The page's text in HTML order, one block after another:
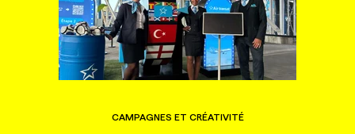
CAMPAGNES ET CRÉATIVITÉ